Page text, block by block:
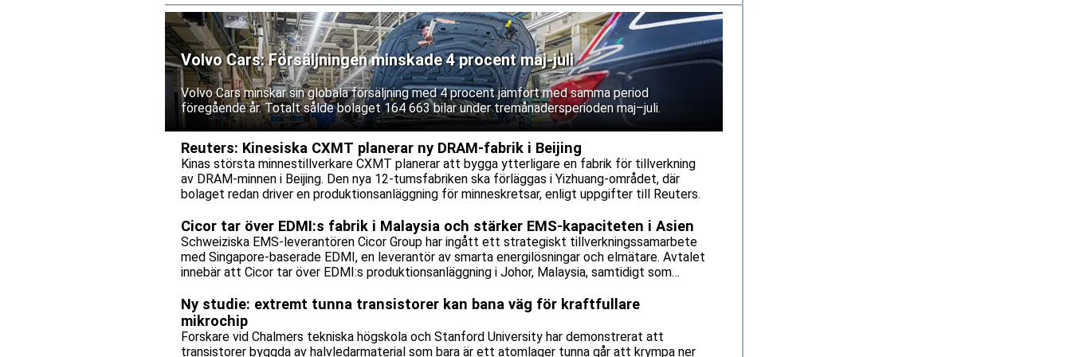
Volvo Cars: Försäljningen minskade 4 procent maj-juli
Volvo Cars minskar sin globala försäljning med 4 procent jämfört med samma period
föregående år. Totalt sålde bolaget 164 663 bilar under tremånadersperioden maj–juli.
Reuters: Kinesiska CXMT planerar ny DRAM-fabrik i Beijing
Kinas största minnestillverkare CXMT planerar att bygga ytterligare en fabrik för tillverkning
av DRAM-minnen i Beijing. Den nya 12-tumsfabriken ska förläggas i Yizhuang-området, där
bolaget redan driver en produktionsanläggning för minneskretsar, enligt uppgifter till Reuters.
Cicor tar över EDMI:s fabrik i Malaysia och stärker EMS-kapaciteten i Asien
Schweiziska EMS-leverantören Cicor Group har ingått ett strategiskt tillverkningssamarbete
med Singapore-baserade EDMI, en leverantör av smarta energilösningar och elmätare. Avtalet
innebär att Cicor tar över EDMI:s produktionsanläggning i Johor, Malaysia, samtidigt som
Ny studie: extremt tunna transistorer kan bana väg för kraftfullare
mikrochip
Forskare vid Chalmers tekniska högskola och Stanford University har demonstrerat att
transistorer byggda av halvledarmaterial som bara är ett atomlager tunna går att krympa ner